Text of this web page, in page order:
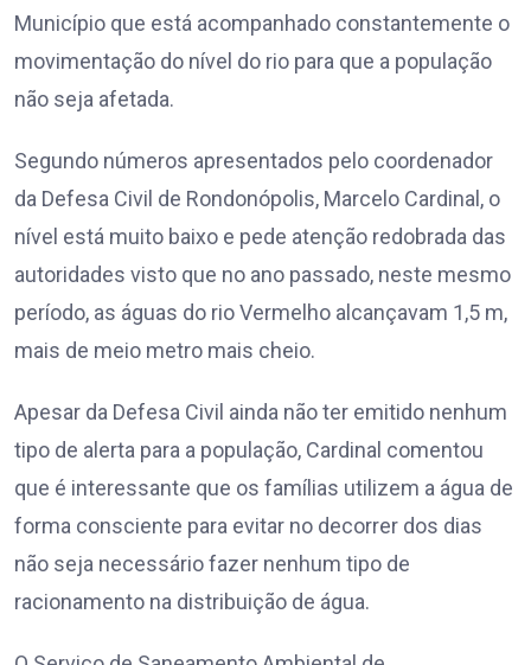
Município que está acompanhado constantemente o
movimentação do nível do rio para que a população
não seja afetada.
Segundo números apresentados pelo coordenador
da Defesa Civil de Rondonópolis, Marcelo Cardinal, o
nível está muito baixo e pede atenção redobrada das
autoridades visto que no ano passado, neste mesmo
período, as águas do rio Vermelho alcançavam 1,5 m,
mais de meio metro mais cheio.
Apesar da Defesa Civil ainda não ter emitido nenhum
tipo de alerta para a população, Cardinal comentou
que é interessante que os famílias utilizem a água de
forma consciente para evitar no decorrer dos dias
não seja necessário fazer nenhum tipo de
racionamento na distribuição de água.